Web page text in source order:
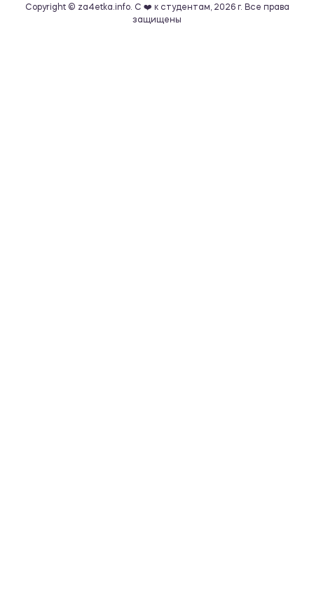
Copyright © za4etka.info. С ❤️ к студентам, 2026 г. Все права
защищены